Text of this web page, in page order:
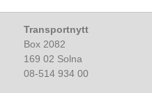
Transportnytt
Box 2082
169 02 Solna
08-514 934 00